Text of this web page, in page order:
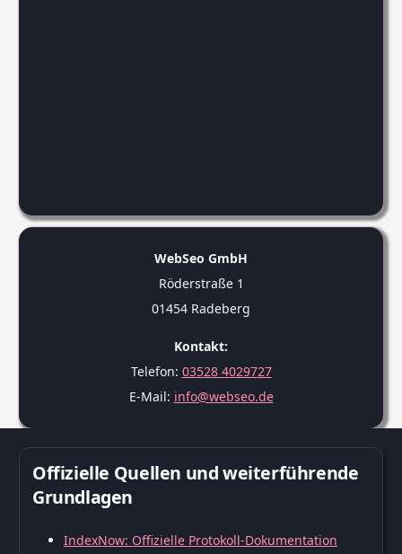
WebSeo GmbH
Röderstraße 1
01454 Radeberg
Kontakt:
Telefon: 03528 4029727
E-Mail: info@webseo.de
Offizielle Quellen und weiterführende
Grundlagen
IndexNow: Offizielle Protokoll-Dokumentation